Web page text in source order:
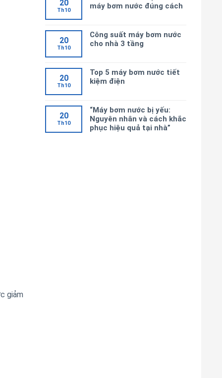
20
Th10
máy bơm nước đúng cách
20
Th10
Công suất máy bơm nước
cho nhà 3 tầng
20
Th10
Top 5 máy bơm nước tiết
kiệm điện
20
Th10
“Máy bơm nước bị yếu:
Nguyên nhân và cách khắc
phục hiệu quả tại nhà”
giảm